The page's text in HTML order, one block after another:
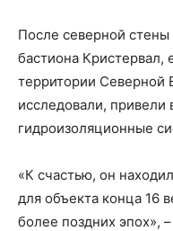
После северной стены
бастиона Кристервал,
территории Северной
исследовали,
гидроизоляционные
«К счастью, он
для объекта конца 16
более поздних эпох»,